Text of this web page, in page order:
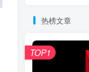
热榜文章
TOP1